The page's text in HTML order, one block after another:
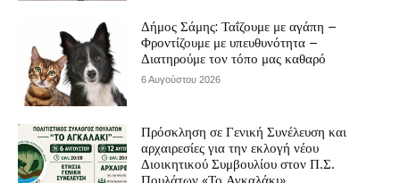
Δήμος Σάμης: Ταΐζουμε με αγάπη –
Φροντίζουμε με υπευθυνότητα –
Διατηρούμε τον τόπο μας καθαρό
6 Αυγούστου 2026
Πρόσκληση σε Γενική Συνέλευση και
αρχαιρεσίες για την εκλογή νέου
Διοικητικού Συμβουλίου στον Π.Σ.